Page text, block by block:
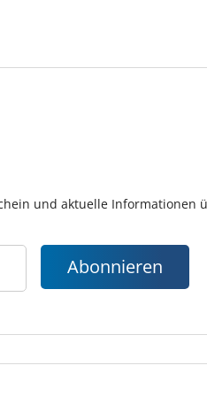
und aktuelle Informationen
Abonnieren